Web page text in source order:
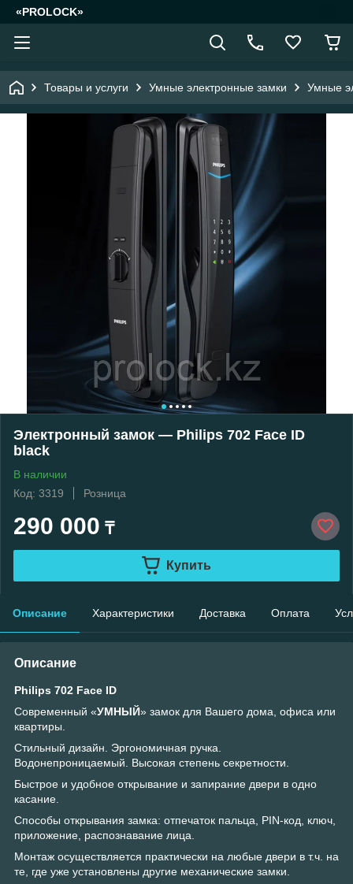
«PROLOCK»
Товары и услуги Умные электронные замки Умные
Электронный замок — Philips 702 Face ID
black
В наличии
Код: 3319
Розница
290 000 ₸
Купить
Описание Характеристики Доставка Оплата
Описание
Philips 702 Face ID
Современный «УМНЫЙ» замок для Вашего дома, офиса или
квартиры.
Стильный дизайн. Эргономичная ручка.
Водонепроницаемый. Высокая степень секретности.
Быстрое и удобное открывание и запирание двери в одно
касание.
Способы открывания замка: отпечаток пальца, PIN-код, ключ,
приложение, распознавание лица.
Монтаж осуществляется практически на любые двери в т.ч. на
те, где уже установлены другие механические замки.